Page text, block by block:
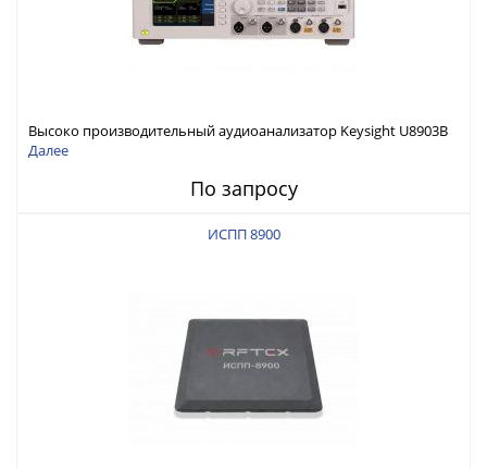
Высоко производительный аудиоанализатор Keysight U8903B
Далее
По запросу
ИСПП 8900